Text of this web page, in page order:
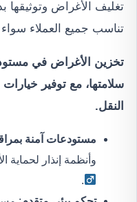
تغليف الأغراض وتوثيقها
تناسب جميع العملاء
تخزين الأغراض في
سلامتها، مع توفير
النقل.
مستودعات آمنة بمراقبة
وأنظمة إنذار
.